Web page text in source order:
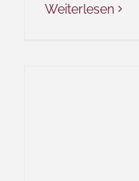
Weiterlesen